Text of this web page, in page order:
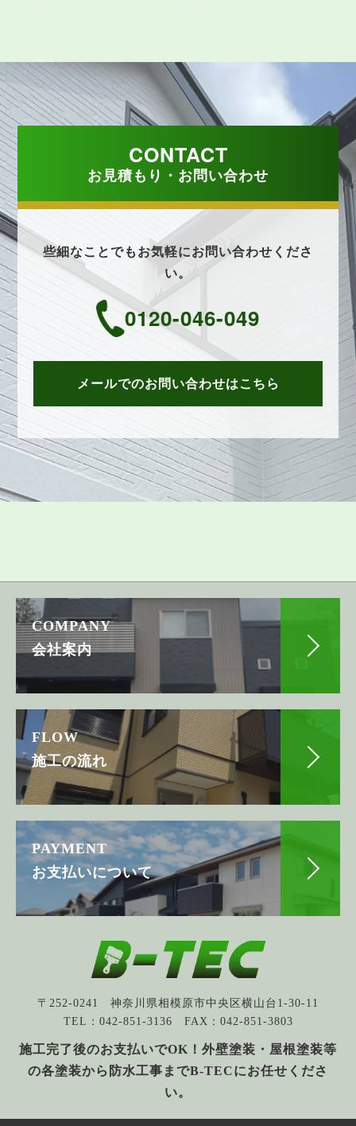
CONTACT
お見積もり・お問い合わせ
些細なことでもお気軽にお問い合わせくださ
い。
0120-046-049
メールでのお問い合わせはこちら
COMPANY
会社案内
FLOW
施工の流れ
PAYMENT
お支払いについて
〒252-0241 神奈川県相模原市中央区横山台1-30-11
TEL：042-851-3136 FAX：042-851-3803
施工完了後のお支払いでOK！外壁塗装・屋根塗装等
の各塗装から防水工事までB-TECにお任せくださ
い。